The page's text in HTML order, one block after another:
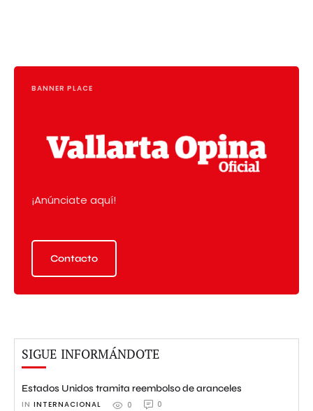
BANNER PLACE
¡Anúnciate aquí!
Contacto
SIGUE INFORMÁNDOTE
Estados Unidos tramita reembolso de aranceles
IN INTERNACIONAL 0 0